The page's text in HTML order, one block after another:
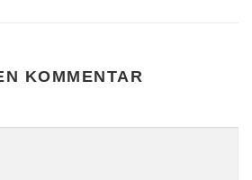
KOMMENTAR